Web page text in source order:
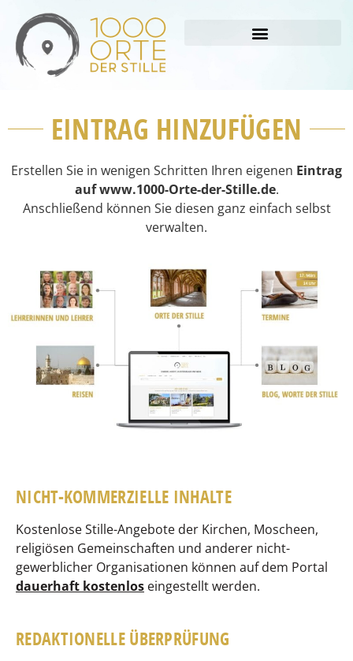
EINTRAG HINZUFÜGEN
Erstellen Sie in wenigen Schritten Ihren eigenen Eintrag
auf www.1000-Orte-der-Stille.de.
Anschließend können Sie diesen ganz einfach selbst
verwalten.
NICHT-KOMMERZIELLE INHALTE
Kostenlose Stille-Angebote der Kirchen, Moscheen,
religiösen Gemeinschaften und anderer nicht-
gewerblicher Organisationen können auf dem Portal
dauerhaft kostenlos eingestellt werden.
REDAKTIONELLE ÜBERPRÜFUNG